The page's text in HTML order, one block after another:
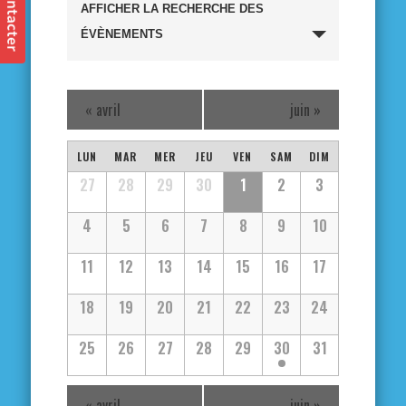
et
navigation
de
vues
Évènements
AFFICHER LA RECHERCHE DES
ÉVÈNEMENTS
« avril juin »
Calendrier
de
Évènements
Calendrier
Évènements
LUN MAR MER JEU VEN SAM DIM
27 28 29 30 1 2
3
4
5 6 7 8 9
10
11
12 13 14 15 16
17
18
19 20 21 22 23
24
25
26 27 28 29 30 31